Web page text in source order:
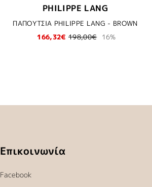
PHILIPPE LANG
ΠΑΠΟΥΤΣΙΑ PHILIPPE LANG - BROWN
166,32€ 198,00€ 16%
Επικοινωνία
Facebook